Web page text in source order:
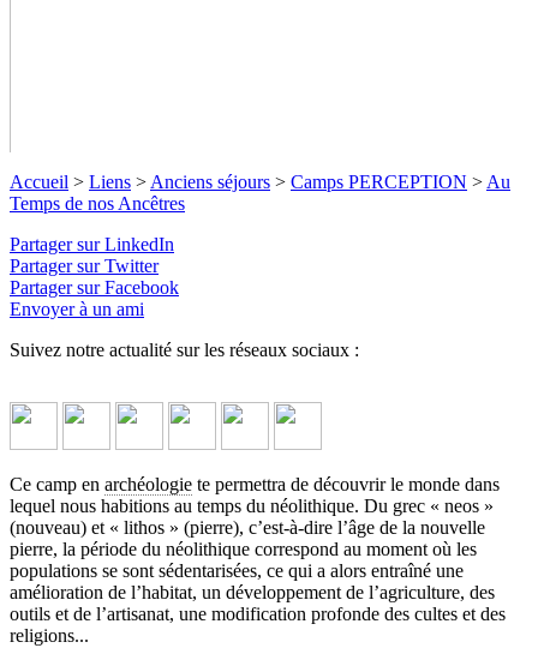
Au Temps de nos Ancêtres
Repartir au temps du néolithique, se retrouver sur de véritables
sites archéologiques où les anciens hommes se sont trouvés il y
a 10000 ans et s’amuser tout en apprenant mille et une choses
bas ↓
Accueil > Liens > Anciens séjours > Camps PERCEPTION > Au
Temps de nos Ancêtres
Partager sur LinkedIn
Partager sur Twitter
Partager sur Facebook
Envoyer à un ami
Suivez notre actualité sur les réseaux sociaux :
Ce camp en archéologie te permettra de découvrir le monde dans
lequel nous habitions au temps du néolithique. Du grec « neos »
(nouveau) et « lithos » (pierre), c’est-à-dire l’âge de la nouvelle
pierre, la période du néolithique correspond au moment où les
populations se sont sédentarisées, ce qui a alors entraîné une
amélioration de l’habitat, un développement de l’agriculture, des
outils et de l’artisanat, une modification profonde des cultes et des
religions...